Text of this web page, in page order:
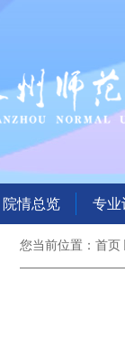
院情总览 专业
您当前位置：首页